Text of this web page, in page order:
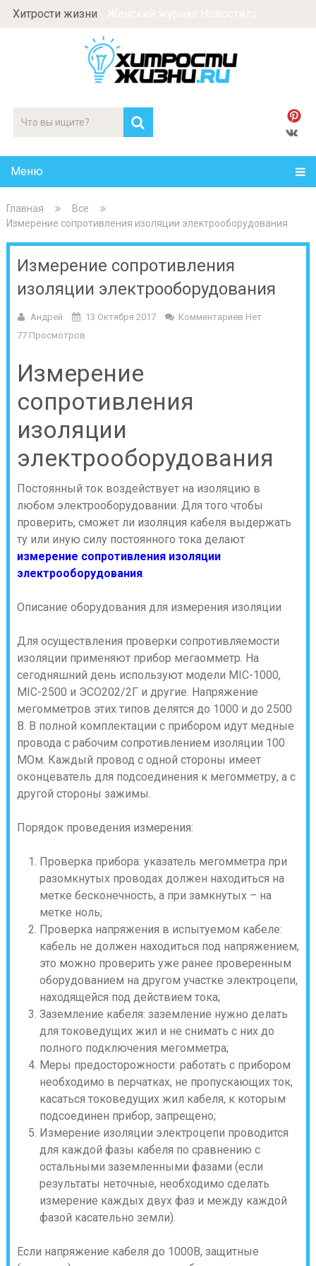
Хитрости жизни
Меню
Главная
Все
Измерение сопротивления изоляции электрооборудования
Измерение сопротивления
изоляции электрооборудования
Андрей 13 Октября 2017
Комментариев Нет
77 Просмотров
Измерение
сопротивления
изоляции
электрооборудования
Постоянный ток воздействует на изоляцию в
любом электрооборудовании. Для того чтобы
проверить, сможет ли изоляция кабеля выдержать
ту или иную силу постоянного тока делают
измерение сопротивления изоляции
электрооборудования.
Описание оборудования для измерения изоляции
Для осуществления проверки сопротивляемости
изоляции применяют прибор мегаомметр. На
сегодняшний день используют модели MIC-1000,
MIC-2500 и ЭСО202/2Г и другие. Напряжение
мегомметров этих типов делятся до 1000 и до 2500
В. В полной комплектации с прибором идут медные
провода с рабочим сопротивлением изоляции 100
МОм. Каждый провод с одной стороны имеет
оконцеватель для подсоединения к мегомметру, а с
другой стороны зажимы.
Порядок проведения измерения:
Проверка прибора: указатель мегомметра при
разомкнутых проводах должен находиться на
метке бесконечность, а при замкнутых – на
метке ноль;
Проверка напряжения в испытуемом кабеле:
кабель не должен находиться под напряжением,
это можно проверить уже ранее проверенным
оборудованием на другом участке электроцепи,
находящейся под действием тока;
Заземление кабеля: заземление нужно делать
для токоведущих жил и не снимать с них до
полного подключения мегомметра;
Меры предосторожности: работать с прибором
необходимо в перчатках, не пропускающих ток,
касаться токоведущих жил кабеля, к которым
подсоединен прибор, запрещено;
Измерение изоляции электроцепи проводится
для каждой фазы кабеля по сравнению с
остальными заземленными фазами (если
результаты неточные, необходимо сделать
измерение каждых двух фаз и между каждой
фазой касательно земли).
Если напряжение кабеля до 1000В, защитные